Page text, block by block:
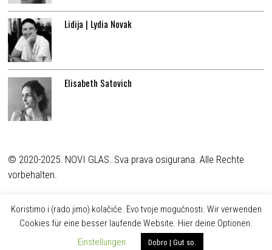
Lidija | Lydia Novak
Elisabeth Satovich
© 2020-2025. NOVI GLAS. Sva prava osigurana. Alle Rechte
vorbehalten.
Koristimo i (rado jimo) kolačiće. Evo tvoje mogućnosti. Wir verwenden
Cookies für eine besser laufende Website. Hier deine Optionen.
Einstellungen
Dobro | Gut so.